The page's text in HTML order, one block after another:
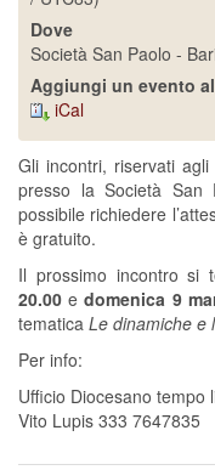
Dove
Società San Paolo -
Aggiungi un evento
iCal
Gli incontri, riservati
presso la Società
possibile richiedere
è gratuito.
Il prossimo incontro si
20.00edomenica 9
tematica Le dinamiche e
Per info:
Ufficio Diocesano
Vito Lupis 333 7647835